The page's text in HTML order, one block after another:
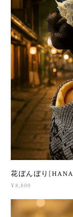
花ぼんぼり
¥8,800